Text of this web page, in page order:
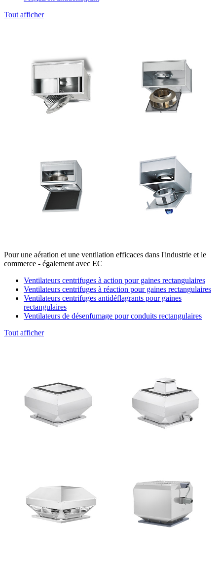
Tout afficher
Pour une aération et une ventilation efficaces dans l'industrie et le
commerce - également avec EC
Ventilateurs centrifuges à action pour gaines rectangulaires
Ventilateurs centrifuges à réaction pour gaines rectangulaires
Ventilateurs centrifuges antidéflagrants pour gaines
rectangulaires
Ventilateurs de désenfumage pour conduits rectangulaires
Tout afficher